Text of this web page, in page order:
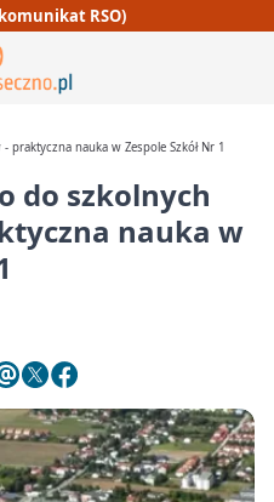
RSO)
praktyczna nauka w Zespole Szkół Nr 1
do szkolnych
nauka w